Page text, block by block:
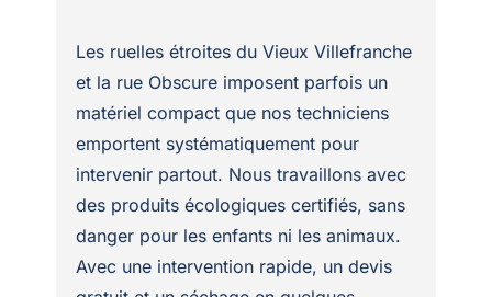
Les ruelles étroites du Vieux Villefranche
et la rue Obscure imposent parfois un
matériel compact que nos techniciens
emportent systématiquement pour
intervenir partout. Nous travaillons avec
des produits écologiques certifiés, sans
danger pour les enfants ni les animaux.
Avec une intervention rapide, un devis